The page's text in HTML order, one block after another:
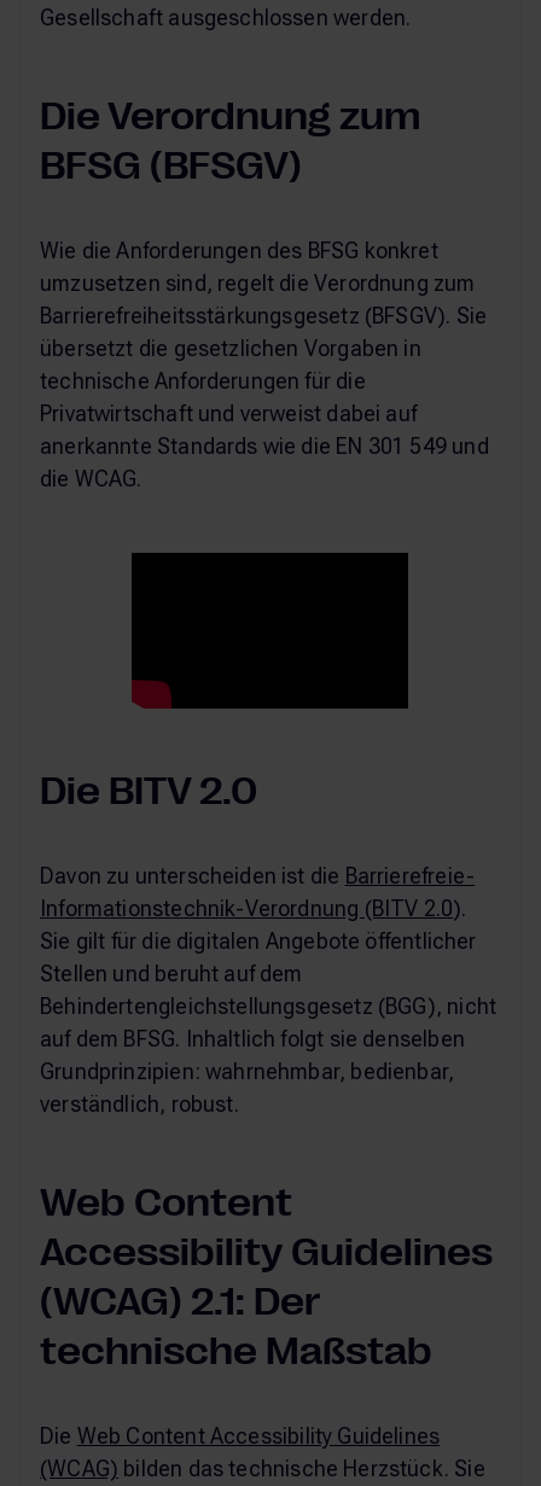
Gesellschaft ausgeschlossen werden.
Die Verordnung zum
BFSG (BFSGV)
Wie die Anforderungen des BFSG konkret
umzusetzen sind, regelt die Verordnung zum
Barrierefreiheitsstärkungsgesetz (BFSGV). Sie
übersetzt die gesetzlichen Vorgaben in
technische Anforderungen für die
Privatwirtschaft und verweist dabei auf
anerkannte Standards wie die EN 301 549 und
die WCAG.
Die BITV 2.0
Davon zu unterscheiden ist die Barrierefreie-
Informationstechnik-Verordnung (BITV 2.0).
Sie gilt für die digitalen Angebote öffentlicher
Stellen und beruht auf dem
Behindertengleichstellungsgesetz (BGG), nicht
auf dem BFSG. Inhaltlich folgt sie denselben
Grundprinzipien: wahrnehmbar, bedienbar,
verständlich, robust.
Web Content
Accessibility Guidelines
(WCAG) 2.1: Der
technische Maßstab
Die Web Content Accessibility Guidelines
(WCAG) bilden das technische Herzstück. Sie